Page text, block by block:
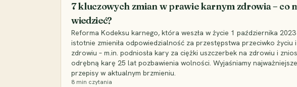
7 kluczowych zmian w prawie karnym zdrowia – co
wiedzieć?
Reforma Kodeksu karnego, która weszła w życie 1 października 2023
istotnie zmieniła odpowiedzialność za przestępstwa przeciwko życiu i
zdrowiu – m.in. podniosła kary za ciężki uszczerbek na zdrowiu i
odrębną karę 25 lat pozbawienia wolności. Wyjaśniamy najważniejsze
przepisy w aktualnym brzmieniu.
8 min czytania